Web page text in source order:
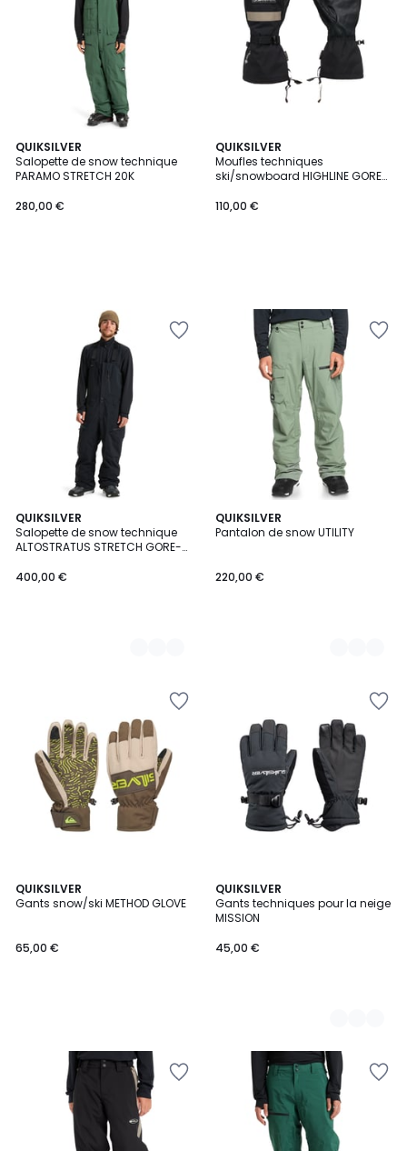
QUIKSILVER
Salopette de snow technique
PARAMO STRETCH 20K
280,00 €
QUIKSILVER
Moufles techniques
ski/snowboard HIGHLINE GORE-
110,00 €
QUIKSILVER
Salopette de snow technique
ALTOSTRATUS STRETCH GORE-
400,00 €
2
Couleurs
QUIKSILVER
Pantalon de snow UTILITY
220,00 €
4
Couleurs
QUIKSILVER
Gants snow/ski METHOD GLOVE
65,00 €
QUIKSILVER
Gants techniques pour la neige
MISSION
45,00 €
5
Couleurs